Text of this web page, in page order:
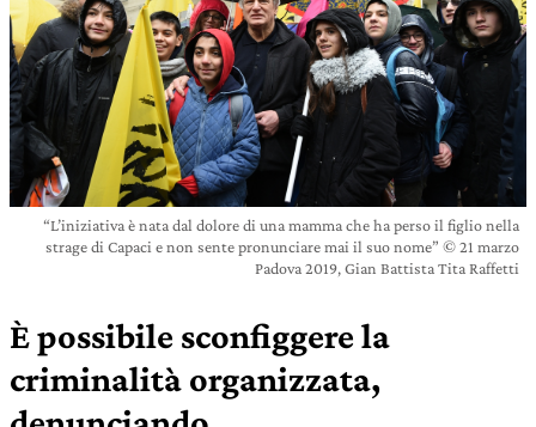
“L’iniziativa è nata dal dolore di una mamma che ha perso il figlio nella
strage di Capaci e non sente pronunciare mai il suo nome” © 21 marzo
Padova 2019, Gian Battista Tita Raffetti
È possibile sconfiggere la
criminalità organizzata,